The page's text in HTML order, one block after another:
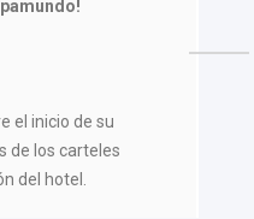
el inicio de su
de los carteles
del hotel.